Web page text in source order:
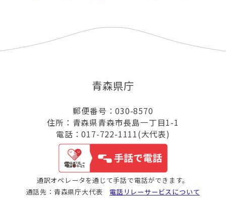
青森県庁
郵便番号：030-8570
住所：青森県青森市長島一丁目1-1
電話：017-722-1111(大代表)
通訳オペレータを通じて手話で電話ができます。
通話先：青森県庁大代表 電話リレーサービスについて